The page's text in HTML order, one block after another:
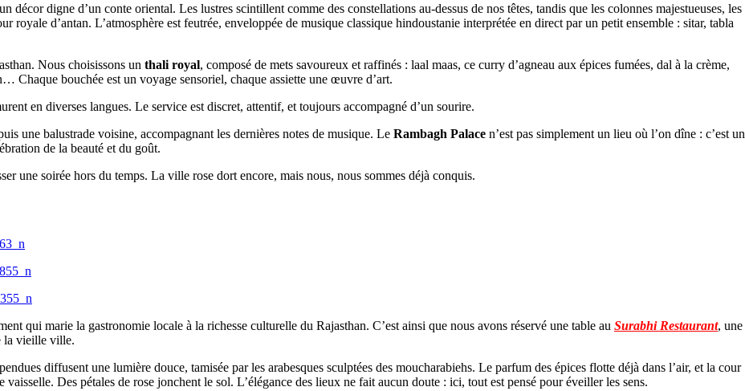
décor digne d’un conte oriental. Les lustres scintillent comme des constellations au-dessus de nos têtes, tandis que les colonnes majestueuses, les
royale d’antan. L’atmosphère est feutrée, enveloppée de musique classique hindoustanie interprétée en direct par un petit ensemble : sitar, tabla
Nous choisissons un thali royal, composé de mets savoureux et raffinés : laal maas, ce curry d’agneau aux épices fumées, dal à la crème,
Chaque bouchée est un voyage sensoriel, chaque assiette une œuvre d’art.
en diverses langues. Le service est discret, attentif, et toujours accompagné d’un sourire.
une balustrade voisine, accompagnant les dernières notes de musique. Le Rambagh Palace n’est pas simplement un lieu où l’on dîne : c’est un
de la beauté et du goût.
une soirée hors du temps. La ville rose dort encore, mais nous, nous sommes déjà conquis.
qui marie la gastronomie locale à la richesse culturelle du Rajasthan. C’est ainsi que nous avons réservé une table au Surabhi Restaurant, une
la vieille ville.
diffusent une lumière douce, tamisée par les arabesques sculptées des moucharabiehs. Le parfum des épices flotte déjà dans l’air, et la cour
Des pétales de rose jonchent le sol. L’élégance des lieux ne fait aucun doute : ici, tout est pensé pour éveiller les sens.